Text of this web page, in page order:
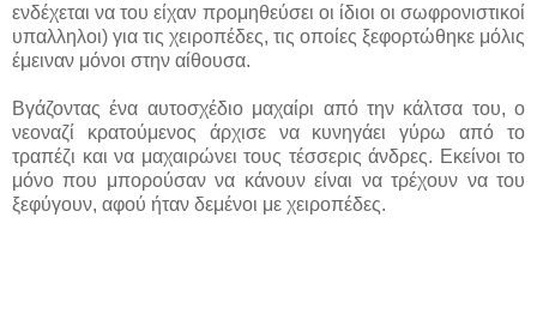
ενδέχεται να του είχαν προμηθεύσει οι ίδιοι οι σωφρονιστικοί
υπαλληλοι) για τις χειροπέδες, τις οποίες ξεφορτώθηκε μόλις
έμειναν μόνοι στην αίθουσα.
Βγάζοντας ένα αυτοσχέδιο μαχαίρι από την κάλτσα του, ο
νεοναζί κρατούμενος άρχισε να κυνηγάει γύρω από το
τραπέζι και να μαχαιρώνει τους τέσσερις άνδρες. Εκείνοι το
μόνο που μπορούσαν να κάνουν είναι να τρέχουν να του
ξεφύγουν, αφού ήταν δεμένοι με χειροπέδες.